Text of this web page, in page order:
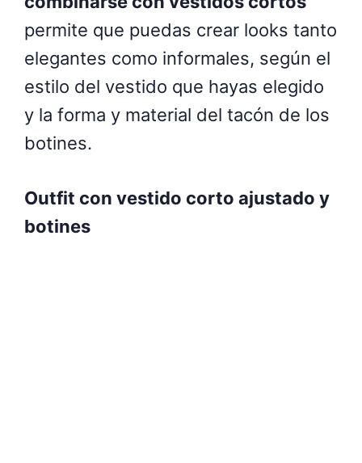
permite que puedas crear looks tanto
elegantes como informales, según el
estilo del vestido que hayas elegido
y la forma y material del tacón de los
botines.
Outfit con vestido corto ajustado y
botines